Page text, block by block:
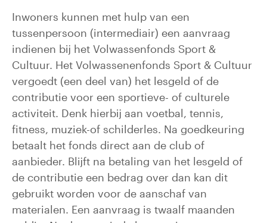
Inwoners kunnen met hulp van een
tussenpersoon (intermediair) een aanvraag
indienen bij het Volwassenfonds Sport &
Cultuur. Het Volwassenenfonds Sport & Cultuur
vergoedt (een deel van) het lesgeld of de
contributie voor een sportieve- of culturele
activiteit. Denk hierbij aan voetbal, tennis,
fitness, muziek-of schilderles. Na goedkeuring
betaalt het fonds direct aan de club of
aanbieder. Blijft na betaling van het lesgeld of
de contributie een bedrag over dan kan dit
gebruikt worden voor de aanschaf van
materialen. Een aanvraag is twaalf maanden